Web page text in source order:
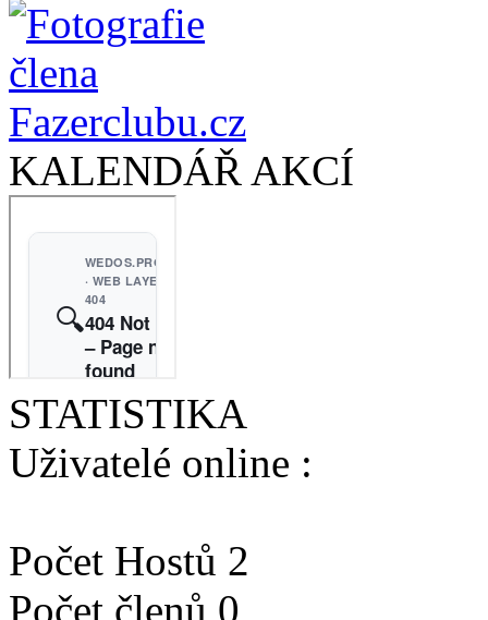
KALENDÁŘ AKCÍ
STATISTIKA
Uživatelé online :
Počet Hostů 2
Počet členů 0